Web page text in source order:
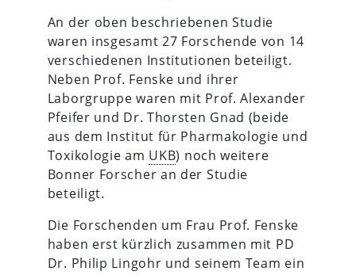
An der oben beschriebenen Studie
waren insgesamt 27 Forschende von 14
verschiedenen Institutionen beteiligt.
Neben Prof. Fenske und ihrer
Laborgruppe waren mit Prof. Alexander
Pfeifer und Dr. Thorsten Gnad (beide
aus dem Institut für Pharmakologie und
Toxikologie am UKB) noch weitere
Bonner Forscher an der Studie
beteiligt.
Die Forschenden um Frau Prof. Fenske
haben erst kürzlich zusammen mit PD
Dr. Philip Lingohr und seinem Team ein